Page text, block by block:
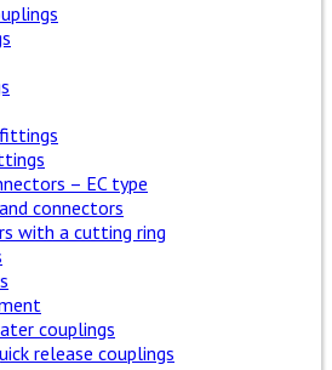
– EC type
connectors
with a cutting ring
couplings
release couplings